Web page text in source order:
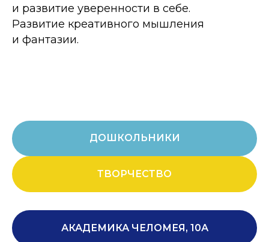
и развитие уверенности в себе.
Развитие креативного мышления
и фантазии.
ДОШКОЛЬНИКИ
ТВОРЧЕСТВО
АКАДЕМИКА ЧЕЛОМЕЯ, 10А